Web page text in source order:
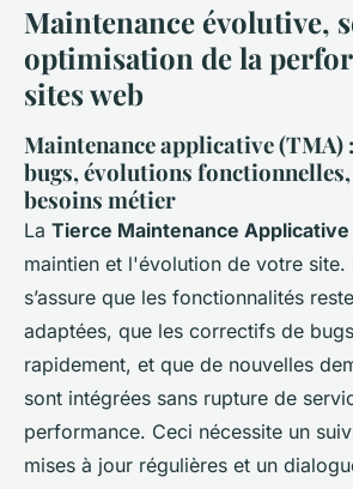
Maintenance évolutive,
optimisation de la
sites web
Maintenance applicative (TMA)
bugs, évolutions
besoins métier
La Tierce Maintenance Applicative
maintien et l'évolution de votre site.
s’assure que les fonctionnalités
adaptées, que les correctifs de
rapidement, et que de nouvelles
sont intégrées sans rupture de
performance. Ceci nécessite un
mises à jour régulières et un